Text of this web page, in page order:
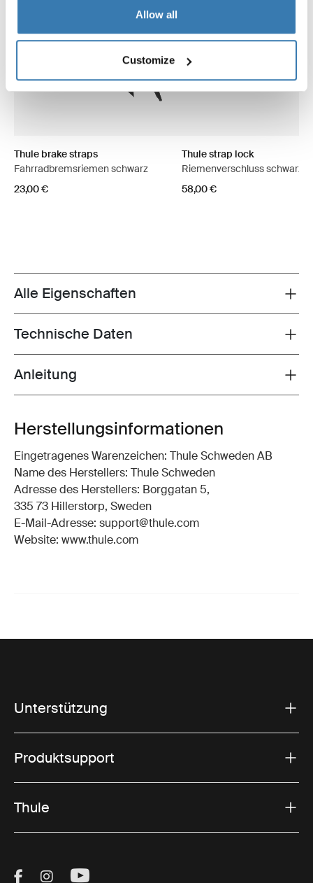
Allow all
Customize
Thule brake straps
Fahrradbremsriemen schwarz
23,00 €
Thule strap lock
Riemenverschluss schwarz
58,00 €
Toggle features
Alle Eigenschaften
Toggle techspec
Technische Daten
Toggle guides and instructions
Anleitung
Herstellungsinformationen
Eingetragenes Warenzeichen: Thule Schweden AB
Name des Herstellers: Thule Schweden
Adresse des Herstellers: Borggatan 5,
335 73 Hillerstorp, Sweden
E-Mail-Adresse: support@thule.com
Website: www.thule.com
Unterstützung
Produktsupport
Thule
Visit Thule on Facebook (external link)
Visit Thule on Instagram (external link)
Visit Thule on Youtube (external